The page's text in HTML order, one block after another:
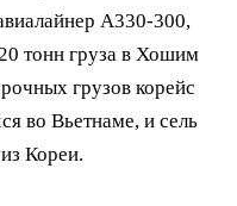
A330-300,
тонн груза в Хошим
грузов корейс
во Вьетнаме, и сель
Кореи.